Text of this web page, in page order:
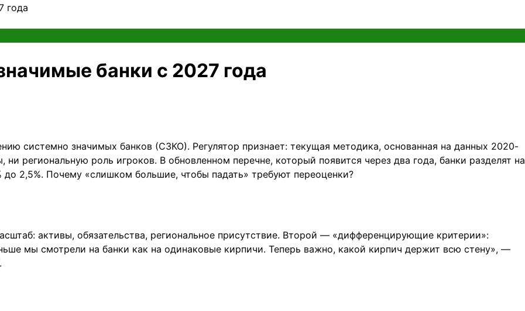
года
банки с 2027 года
системно значимых банков (СЗКО). Регулятор признает: текущая методика, основанная на данных 2020-
региональную роль игроков. В обновленном перечне, который появится через два года, банки разделят на
2,5%. Почему «слишком большие, чтобы падать» требуют переоценки?
активы, обязательства, региональное присутствие. Второй — «дифференцирующие критерии»:
мы смотрели на банки как на одинаковые кирпичи. Теперь важно, какой кирпич держит всю стену», —